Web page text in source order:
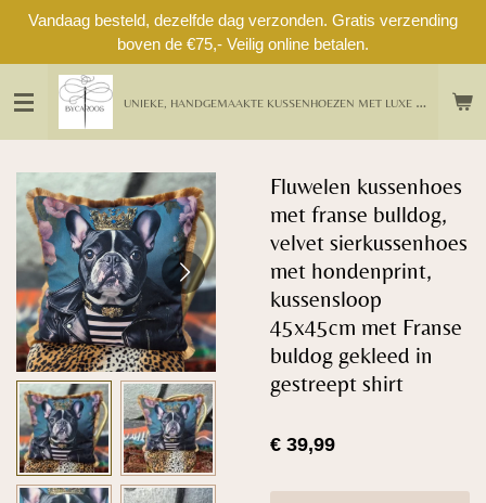
Ga
naar
de
hoofdinhoud
U
NIEKE, HANDGEMAAKTE KUSSENHOEZEN MET LUXE DETAILS UIT EIGEN ATELIER
Vandaag besteld, dezelfde dag verzonden. Gratis verzending
boven de €75,- Veilig online betalen.
Fluwelen kussenhoes
met franse bulldog,
velvet sierkussenhoes
met hondenprint,
kussensloop
45x45cm met Franse
buldog gekleed in
gestreept shirt
€ 39,99